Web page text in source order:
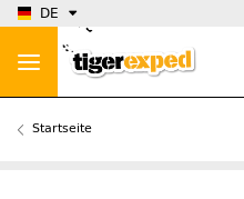
DE
Startseite